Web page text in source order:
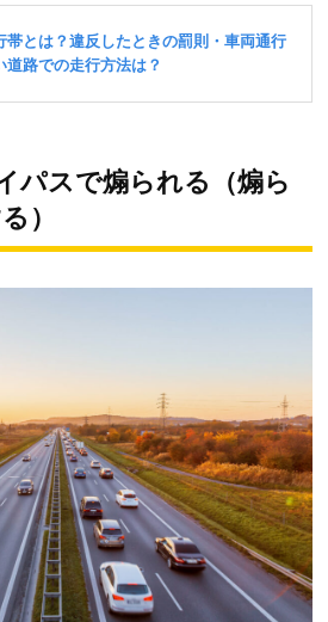
パスで煽られる（煽ら
）